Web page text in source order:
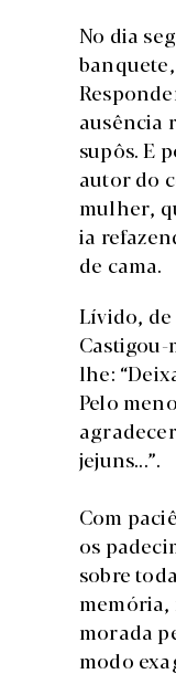
No dia
ausência
supôs. E
autor do
mulher,
ia
de cama.
Lívido, de
Castigou-
lhe:
Pelo
jejuns...”.
Com
os
sobre
memória,
morada
modo